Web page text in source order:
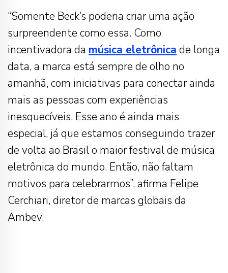
“Somente Beck’s poderia criar uma ação
surpreendente como essa. Como
incentivadora da música eletrônica de longa
data, a marca está sempre de olho no
amanhã, com iniciativas para conectar ainda
mais as pessoas com experiências
inesquecíveis. Esse ano é ainda mais
especial, já que estamos conseguindo trazer
de volta ao Brasil o maior festival de música
eletrônica do mundo. Então, não faltam
motivos para celebrarmos”, afirma Felipe
Cerchiari, diretor de marcas globais da
Ambev.